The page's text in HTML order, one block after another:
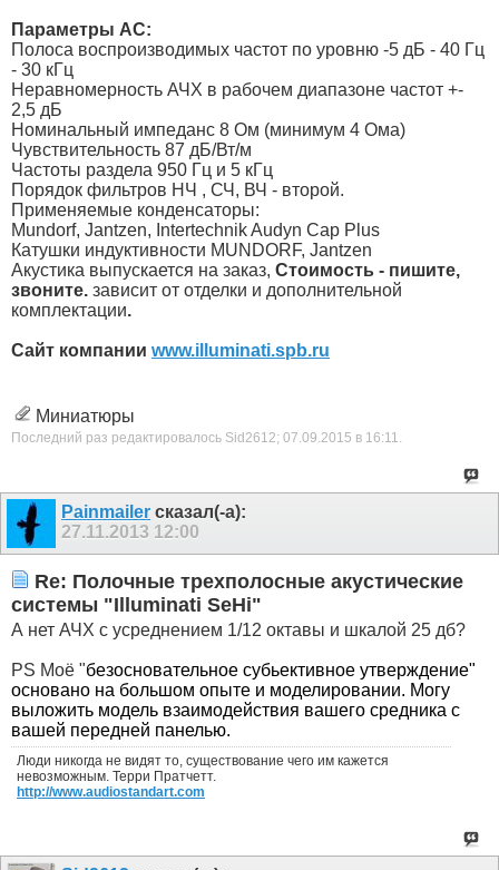
Параметры АС:
Полоса воспроизводимых частот по уровню -5 дБ - 40 Гц
- 30 кГц
Неравномерность АЧХ в рабочем диапазоне частот +-
2,5 дБ
Номинальный импеданс 8 Ом (минимум 4 Ома)
Чувствительность 87 дБ/Вт/м
Частоты раздела 950 Гц и 5 кГц
Порядок фильтров НЧ , СЧ, ВЧ - второй.
Применяемые конденсаторы:
Mundorf, Jantzen, Intertechnik Audyn Cap Plus
Катушки индуктивности MUNDORF, Jantzen
Акустика выпускается на заказ, Стоимость - пишите,
звоните. зависит от отделки и дополнительной
комплектации.
Cайт компании www.illuminati.spb.ru
Миниатюры
Последний раз редактировалось Sid2612; 07.09.2015 в 16:11
Painmailer сказал(-а):
27.11.2013 12:00
Re: Полочные трехполосные акустические
системы "Illuminati SeHi"
А нет АЧХ с усреднением 1/12 октавы и шкалой 25 дб?
PS Моё "безосновательное субьективное утверждение"
основано на большом опыте и моделировании. Могу
выложить модель взаимодействия вашего средника с
вашей передней панелью.
Люди никогда не видят то, существование чего им кажется
невозможным. Терри Пратчетт.
http://www.audiostandart.com